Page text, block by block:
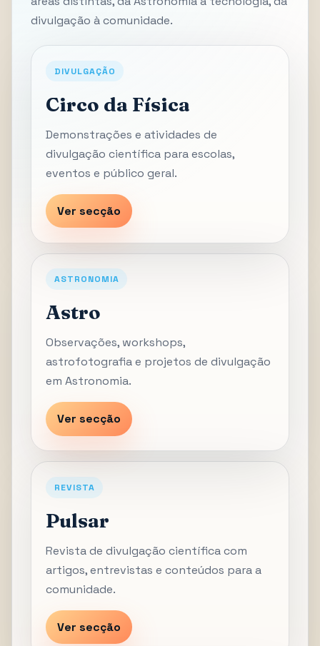
divulgação à comunidade.
DIVULGAÇÃO
Circo da Física
Demonstrações e atividades de
divulgação científica para escolas,
eventos e público geral.
Ver secção
ASTRONOMIA
Astro
Observações, workshops,
astrofotografia e projetos de divulgação
em Astronomia.
Ver secção
REVISTA
Pulsar
Revista de divulgação científica com
artigos, entrevistas e conteúdos para a
comunidade.
Ver secção